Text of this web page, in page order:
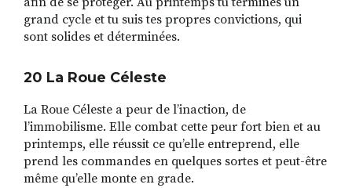
grand cycle et tu suis tes propres convictions, qui
sont solides et déterminées.
20 La Roue Cé leste
La Roue Céleste a peur de l’inaction, de
l’immobilisme. Elle combat cette peur fort bien et au
printemps, elle réussit ce qu’elle entreprend, elle
prend les commandes en quelques sortes et peut-être
même qu’elle monte en grade.